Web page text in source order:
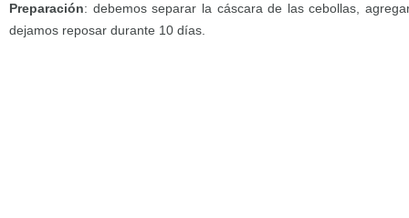
Preparación: debemos separar la cáscara de las cebollas,
dejamos reposar durante 10 días.